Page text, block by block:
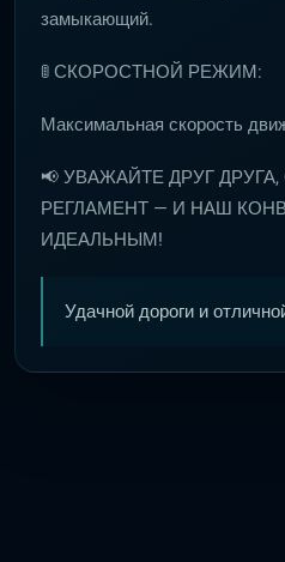
замыкающий.
🚦 СКОРОСТНОЙ РЕЖИМ:
Максимальная скорость
📢 УВАЖАЙТЕ ДРУГ
РЕГЛАМЕНТ — И НАШ
ИДЕАЛЬНЫМ!
Удачной дороги и